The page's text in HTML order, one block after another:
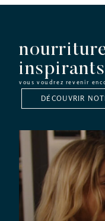
inspirants
vous voudrez revenir
DÉCOUVRIR